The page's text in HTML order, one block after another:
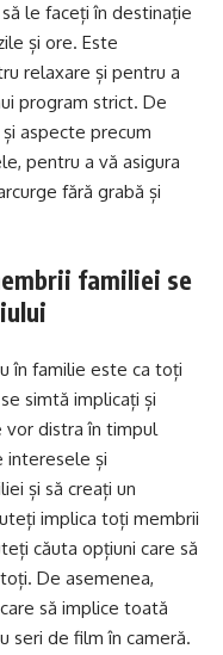
le faceți în destinație
și ore. Este
relaxare și pentru a
program strict. De
aspecte precum
pentru a vă asigura
fără grabă și
familiei se
în familie este ca toți
simtă implicați și
vor distra în timpul
interesele și
și să creați un
implica toți membrii
căuta opțiuni care să
De asemenea,
să implice toată
seri de film în cameră.